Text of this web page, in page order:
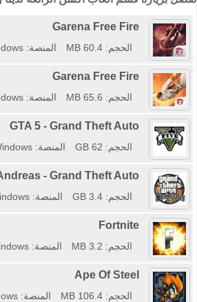
Garena Free Fire
الحجم: 60.4 MB المنصة: Windows
Garena Free Fire
الحجم: 65.6 MB المنصة: Windows
GTA 5 - Grand Theft Auto
الحجم: 62 GB المنصة: Windows
- Grand Theft Auto
الحجم: 3.4 GB المنصة: Windows
Fortnite
الحجم: 3.2 MB المنصة: Windows
Ape Of Steel
الحجم: 106.4 MB المنصة: Windows